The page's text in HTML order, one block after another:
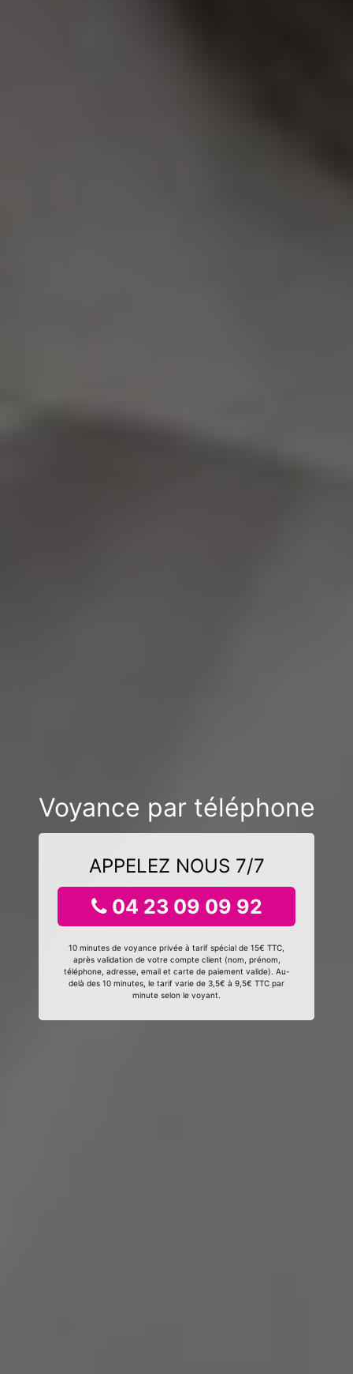
Voyance par téléphone
APPELEZ NOUS 7/7
04 23 09 09 92
10 minutes de voyance privée à tarif spécial de 15€ TTC,
après validation de votre compte client (nom, prénom,
téléphone, adresse, email et carte de paiement valide). Au-
delà des 10 minutes, le tarif varie de 3,5€ à 9,5€ TTC par
minute selon le voyant.